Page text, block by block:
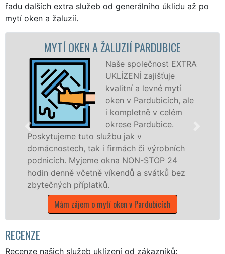
řadu dalších extra služeb od generálního úklidu až po
mytí oken a žaluzií.
A ŽALUZIÍ PARDUBICE
Naše společnost EXTRA
UKLÍZENÍ zajišťuje
kvalitní a levné mytí
oken v Pardubicích, ale
i kompletně v celém
okrese Pardubice.
službu jak v
i firmách či výrobních
okna NON-STOP 24
víkendů a svátků bez
o mytí oken v Pardubicích
MYTÍ
dřevěná okna a
kompletní a
okrese Pardubice
UKLÍZENÍ, a to i
státních svátků.